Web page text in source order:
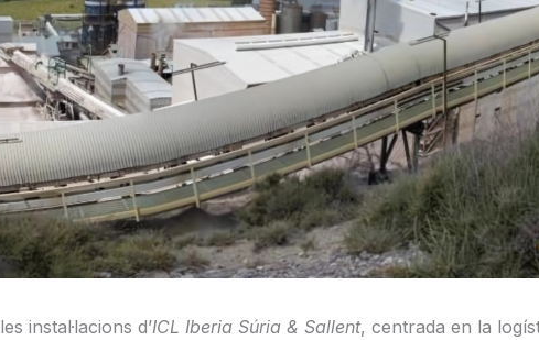
instal·lacions d’ICL Iberia Súria & Sallent, centrada en la